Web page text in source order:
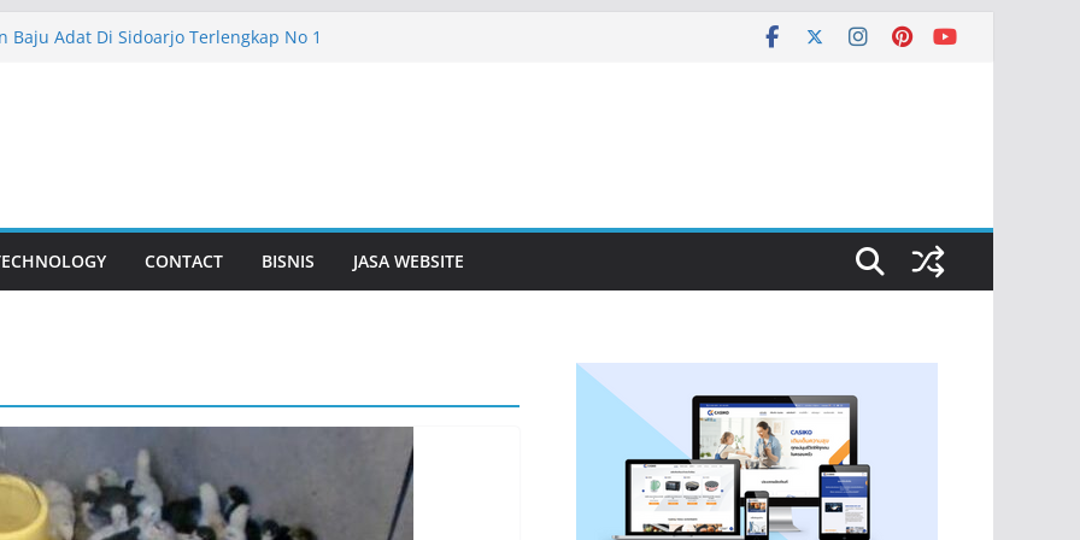
Baju Adat Di Sidoarjo Terlengkap No 1
Bunga Yang Sering Kita Jumpai
CONTACT BISNIS JASA WEBSITE